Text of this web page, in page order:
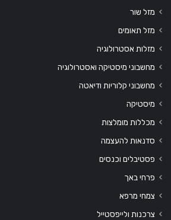
מזל שור
מזל תאומים
מזלות אסטרולוגיה
מחשבוני מיסטיקה ואסטרולוגיה
מחשבוני קלוריות ודיאטה
מיסטיקה
מכללות מומלצות
סדנאות להעצמה
פסטיבלים וכנסים
פרחי באך
צמחי מרפא
צרכנות ולייפסטייל